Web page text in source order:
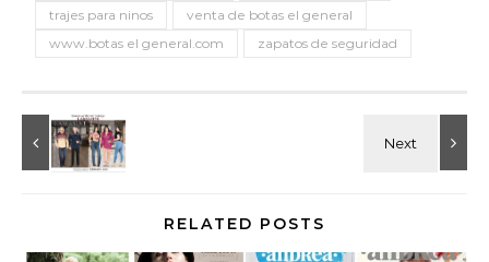
trajes para ninos
venta de botas el general
www.botas el general.com
zapatos de seguridad
RELATED POSTS